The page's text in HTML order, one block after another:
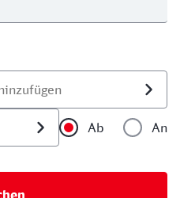
Ab
An